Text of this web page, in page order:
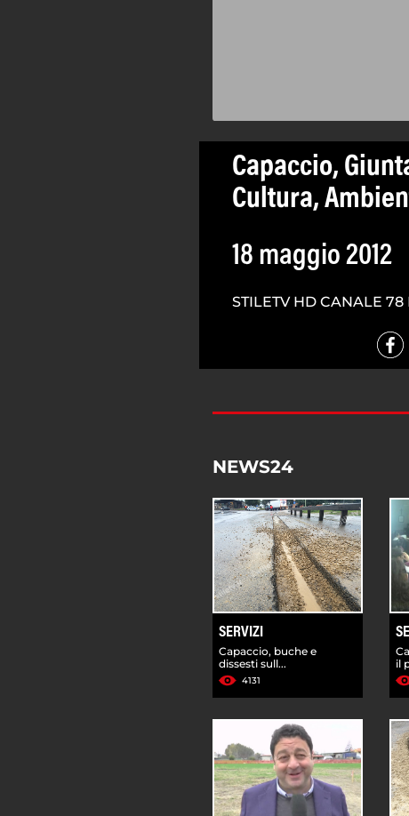
Capaccio,
Cultura,
18 maggio 2012
STILETV HD CANALE 78
NEWS24
SERVIZI
Capaccio, buche e
dissesti sull...
4131
il